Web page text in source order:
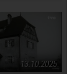
13.10.2025